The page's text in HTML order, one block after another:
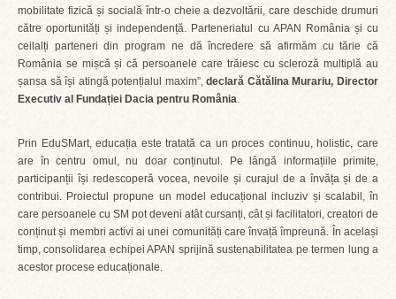
mobilitate fizică și socială într-o cheie a dezvoltării, care deschide drumuri
către oportunități și independență. Parteneriatul cu APAN România și cu
ceilalți parteneri din program ne dă încredere să afirmăm cu tărie că
România se mișcă și că persoanele care trăiesc cu scleroză multiplă au
șansa să își atingă potențialul maxim”,declară Cătălina Murariu, Director
Executiv al Fundației Dacia pentru România.
Prin EduSMart, educația este tratată ca un proces continuu, holistic, care
are în centru omul, nu doar conținutul. Pe lângă informațiile primite,
participanții își redescoperă vocea, nevoile și curajul de a învăța și de a
contribui. Proiectul propune un model educațional incluziv și scalabil, în
care persoanele cu SM pot deveni atât cursanți, cât și facilitatori, creatori de
conținut și membri activi ai unei comunități care învață împreună. În același
timp, consolidarea echipei APAN sprijină sustenabilitatea pe termen lung a
acestor procese educaționale.